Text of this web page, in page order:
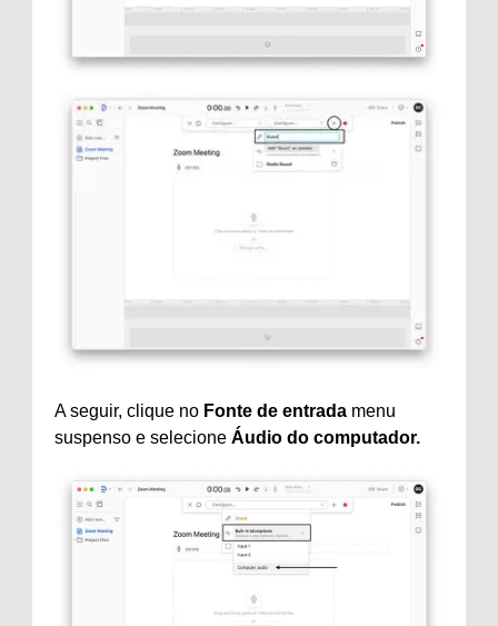
A seguir, clique no Fonte de entrada menu
suspenso e selecione Áudio do computador.